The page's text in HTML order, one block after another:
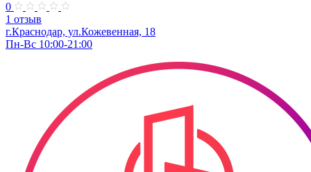
0
1 отзыв
г.Краснодар, ул.Кожевенная, 18
Пн-Вс 10:00-21:00